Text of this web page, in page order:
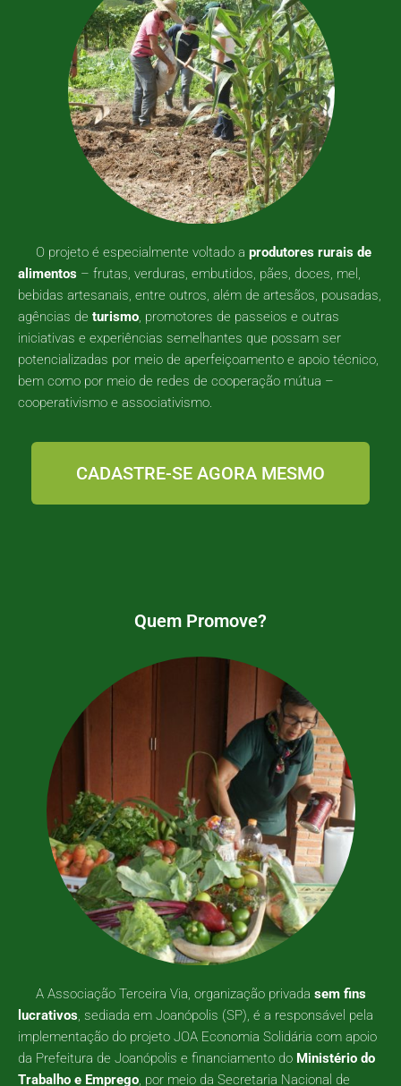
O projeto é especialmente voltado a produtores rurais de
alimentos – frutas, verduras, embutidos, pães, doces, mel,
bebidas artesanais, entre outros, além de artesãos, pousadas,
agências de turismo, promotores de passeios e outras
iniciativas e experiências semelhantes que possam ser
potencializadas por meio de aperfeiçoamento e apoio técnico,
bem como por meio de redes de cooperação mútua –
cooperativismo e associativismo.
CADASTRE-SE AGORA MESMO
Quem Promove?
A Associação Terceira Via, organização privada sem fins
lucrativos , sediada em Joanópolis (SP), é a responsável pela
implementação do projeto JOA Economia Solidária com apoio
da Prefeitura de Joanópolis e financiamento do Ministério do
Trabalho e Emprego , por meio da Secretaria Nacional de